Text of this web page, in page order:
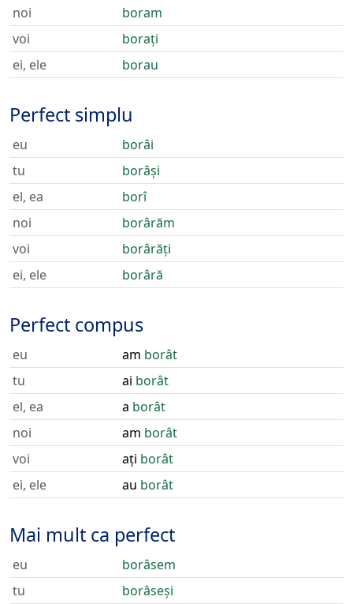
noi
boram
voi
borați
ei, ele
borau
Perfect simplu
eu
borâi
tu
borâși
el, ea
borî
noi
borârăm
voi
borârăți
ei, ele
borâră
Perfect compus
eu am borât
tu
ai borât
el, ea
a borât
noi
am borât
voi
ați borât
ei, ele
au borât
Mai mult ca perfect
eu
borâsem
tu
borâseși